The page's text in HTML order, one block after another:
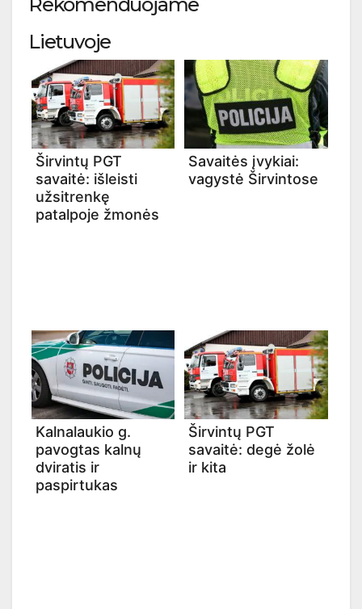
Lietuvoje
Širvintų PGT
savaitė: išleisti
užsitrenkę
patalpoje žmonės
Savaitės įvykiai:
vagystė Širvintose
Kalnalaukio g.
pavogtas kalnų
dviratis ir
paspirtukas
Širvintų PGT
savaitė: degė žolė
ir kita